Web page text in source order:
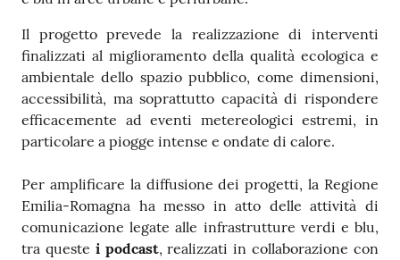
Il progetto prevede la realizzazione di interventi
finalizzati al miglioramento della qualità ecologica e
ambientale dello spazio pubblico, come dimensioni,
accessibilità, ma soprattutto capacità di rispondere
efficacemente ad eventi metereologici estremi, in
particolare a piogge intense e ondate di calore.
Per amplificare la diffusione dei progetti, la Regione
Emilia-Romagna ha messo in atto delle attività di
comunicazione legate alle infrastrutture verdi e blu,
tra queste i podcast, realizzati in collaborazione con